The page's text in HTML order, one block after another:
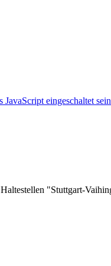
eingeschaltet
"Stuttgart-